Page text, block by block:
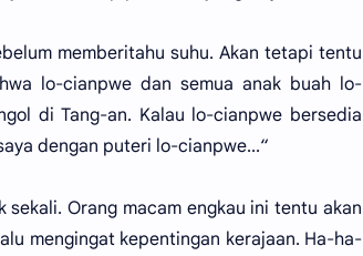
memberitahu suhu. Akan tetapi tentu
lo-cianpwe dan semua anak buah lo-
di Tang-an. Kalau lo-cianpwe bersedia
dengan puteri lo-cianpwe...“
sekali. Orang macam engkau ini tentu akan
mengingat kepentingan kerajaan. Ha-ha-